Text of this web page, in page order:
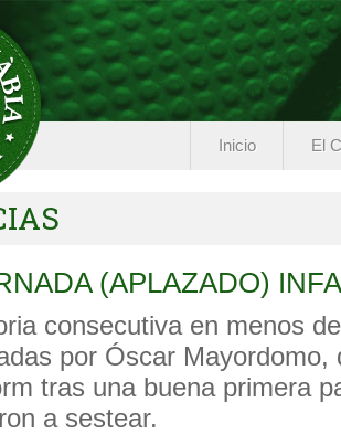
Inicio El
(APLAZADO)
consecutiva en menos
por Óscar
tras una buena primera
a sestear.